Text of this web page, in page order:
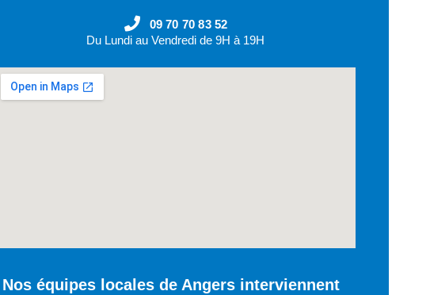
09 70 70 83 52
Du Lundi au Vendredi de 9H à 19H
Nos équipes locales de Angers interviennent